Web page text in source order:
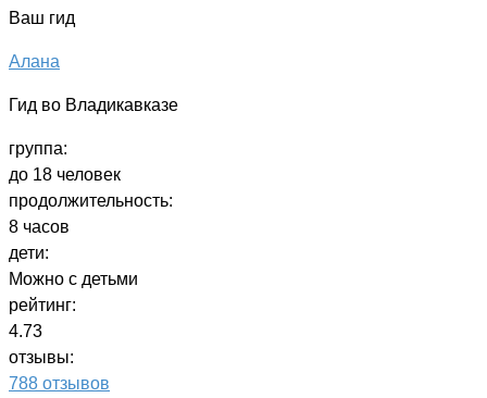
Ваш гид
Алана
Гид во Владикавказе
группа:
до 18 человек
продолжительность:
8 часов
дети:
Можно с детьми
рейтинг:
4.73
отзывы:
788 отзывов